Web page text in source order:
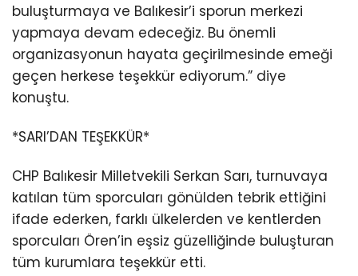
buluşturmaya ve Balıkesir’i sporun merkezi
yapmaya devam edeceğiz. Bu önemli
organizasyonun hayata geçirilmesinde emeği
geçen herkese teşekkür ediyorum.” diye
konuştu.
*SARI’DAN TEŞEKKÜR*
CHP Balıkesir Milletvekili Serkan Sarı, turnuvaya
katılan tüm sporcuları gönülden tebrik ettiğini
ifade ederken, farklı ülkelerden ve kentlerden
sporcuları Ören’in eşsiz güzelliğinde buluşturan
tüm kurumlara teşekkür etti.